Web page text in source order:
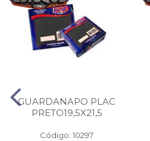
GUARDANAPO PLAC
PRETO19,5X21,5
Código: 10297